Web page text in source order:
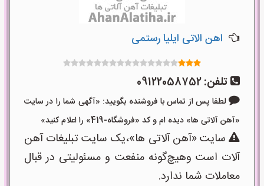
اهن الاتی ایلیا رستمی
تلفن:09122058752
لطفا پس از تماس با فروشنده بگویید: «آگهی شما را در سایت
«آهن آلاتی ها» دیده ام و کد «فروشگاه-419» را اعلام کنید»
سایت «آهن آلاتی ها»،یک سایت تبلیغات آهن
آلات است وهیچ‌گونه منفعت و مسئولیتی در قبال
معاملات شما ندارد.